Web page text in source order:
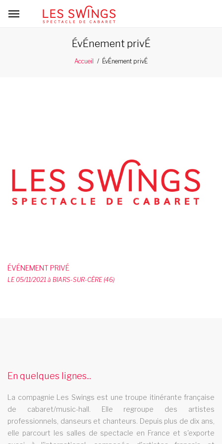
ÉvÉnement privÉ
Accueil ÉvÉnement privÉ
ÉVÉNEMENT PRIVÉ
LE 05/11/2021 à BIARS-SUR-CÈRE (46)
evenement cabaret
Les Swings se deplace pour votre evenement cabaret dans
votre ville. Une troupe professionnelle pour un spectacle
exceptionnel. Plus de 10 ans d'expérience, des spectacles
tout public. Danseurs et chanteurs professionnels.
En quelques lignes...
La compagnie Les Swings est une troupe itinérante française
de cabaret/music-hall. Elle regroupe des artistes
professionnels, danseurs et chanteurs. Depuis plus de dix ans,
elle parcourt les salles de spectacle en France et s'exporte